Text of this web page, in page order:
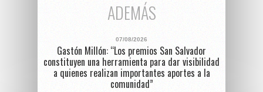
ADEMÁS
07/08/2026
Gastón Millón: “Los premios San Salvador
constituyen una herramienta para dar visibilidad
a quienes realizan importantes aportes a la
comunidad”